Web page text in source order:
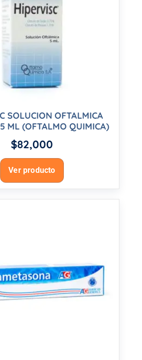
SOLUCION OFTALMICA
ML (OFTALMO QUIMICA)
$82,000
Ver producto